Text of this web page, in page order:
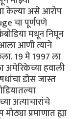
केल्या असे आरोप
चा पूर्णपणे
मधून निघून
आणी त्याने
19 मे 1997 ला
अमेरिकेच्या हवाली
डोस जास्त
अत्याचारांचे
प्रमाणात ह्या